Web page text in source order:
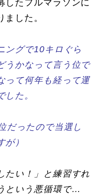
したフルマラソンに
した。
ングで10キロぐら
うかなって言う位で
って何年も経って運
た。
だったので当選し
）
たい！」と練習すれ
という悪循環で…